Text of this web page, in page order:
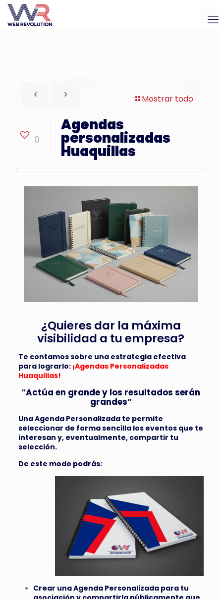
Mostrar todo
0
Agendas
personalizadas
Huaquillas
¿Quieres dar la máxima
visibilidad a tu empresa?
Te contamos sobre una estrategia efectiva
para lograrlo: ¡Agendas Personalizadas
Huaquillas!
“Actúa en grande y los resultados serán
grandes”
Una Agenda Personalizada te permite
seleccionar de forma sencilla los eventos que te
interesan y, eventualmente, compartir tu
selección.
De este modo podrás:
Crear una Agenda Personalizada para tu